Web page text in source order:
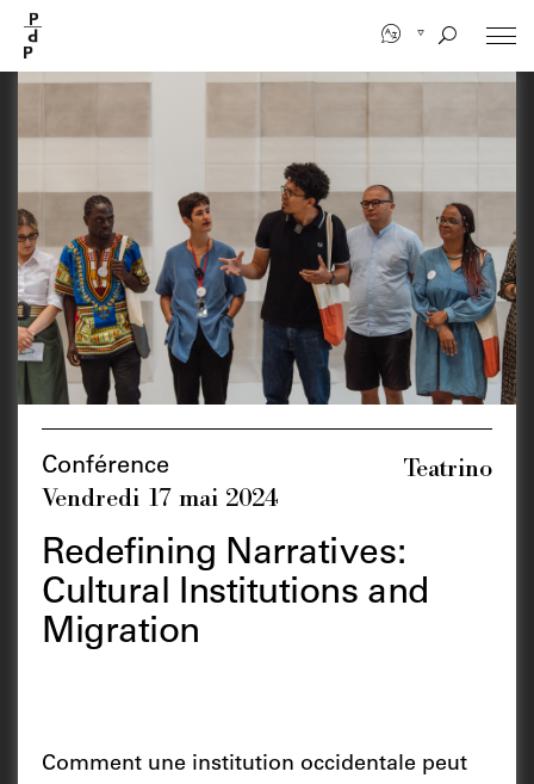
contenu
principal
Conférence
Vendredi 17 mai 2024
Teatrino
Redefining Narratives:
Cultural Institutions and
Migration
Comment une institution occidentale peut